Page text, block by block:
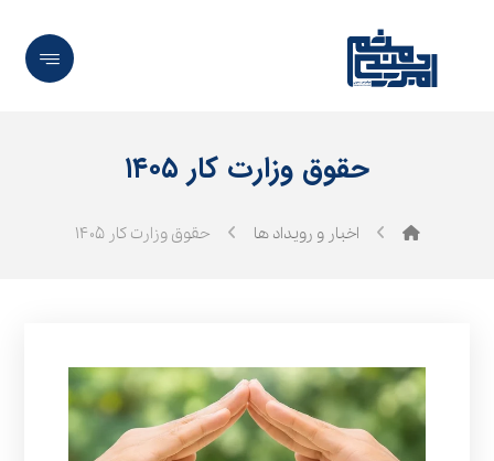
حقوق وزارت کار ۱۴۰۵
اخبار و رویداد ها حقوق وزارت کار ۱۴۰۵